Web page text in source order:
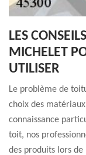
LES
MICHELET
UTILISER
Le problème de
choix des
connaissance
toit, nos
des produits lors